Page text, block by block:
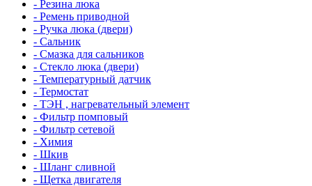
- Резина люка
- Ремень приводной
- Ручка люка (двери)
- Сальник
- Смазка для сальников
- Стекло люка (двери)
- Температурный датчик
- Термостат
- ТЭН , нагревательный элемент
- Фильтр помповый
- Фильтр сетевой
- Химия
- Шкив
- Шланг сливной
- Щетка двигателя